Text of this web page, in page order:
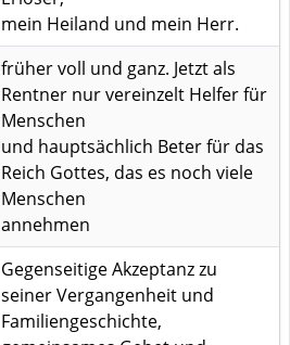
mein Heiland und mein Herr.
früher voll und ganz. Jetzt als
Rentner nur vereinzelt Helfer für
Menschen
und hauptsächlich Beter für das
Reich Gottes, das es noch viele
Menschen
annehmen
Gegenseitige Akzeptanz zu
seiner Vergangenheit und
Familiengeschichte,